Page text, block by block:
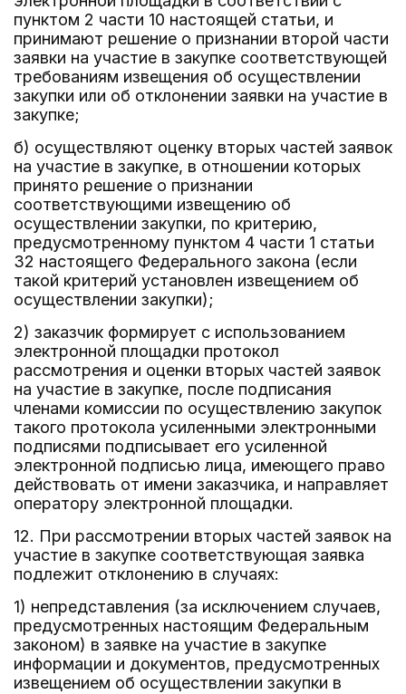
пунктом 2 части 10 настоящей статьи, и
принимают решение о признании второй части
заявки на участие в закупке соответствующей
требованиям извещения об осуществлении
закупки или об отклонении заявки на участие в
закупке;
б) осуществляют оценку вторых частей заявок
на участие в закупке, в отношении которых
принято решение о признании
соответствующими извещению об
осуществлении закупки, по критерию,
предусмотренному пунктом 4 части 1 статьи
32 настоящего Федерального закона (если
такой критерий установлен извещением об
осуществлении закупки);
2) заказчик формирует с использованием
электронной площадки протокол
рассмотрения и оценки вторых частей заявок
на участие в закупке, после подписания
членами комиссии по осуществлению закупок
такого протокола усиленными электронными
подписями подписывает его усиленной
электронной подписью лица, имеющего право
действовать от имени заказчика, и направляет
оператору электронной площадки.
12. При рассмотрении вторых частей заявок на
участие в закупке соответствующая заявка
подлежит отклонению в случаях:
1) непредставления (за исключением случаев,
предусмотренных настоящим Федеральным
законом) в заявке на участие в закупке
информации и документов, предусмотренных
извещением об осуществлении закупки в